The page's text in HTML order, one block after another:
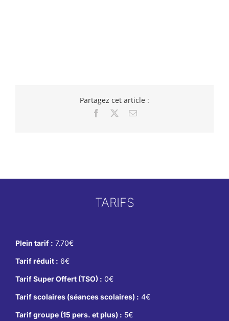
Partagez cet article :
Facebook Email
TARIFS
Plein tarif : 7.70€
Tarif réduit : 6€
Tarif Super Offert (TSO) : 0€
Tarif scolaires (séances scolaires) : 4€
Tarif groupe (15 pers. et plus) : 5€